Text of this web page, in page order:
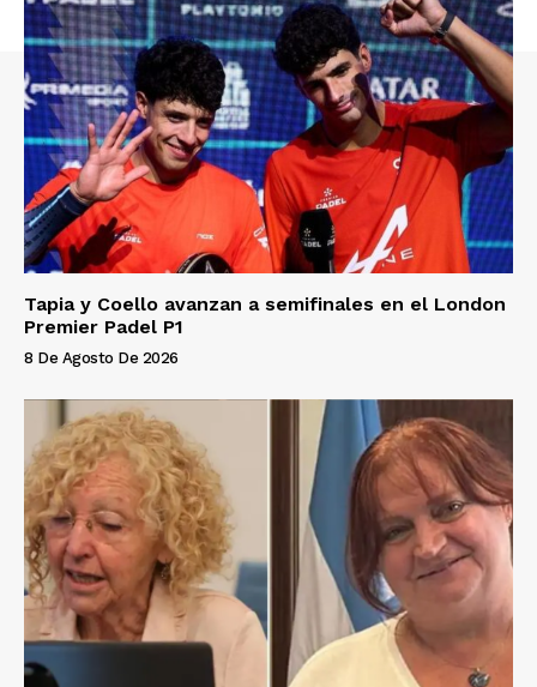
Tapia y Coello avanzan a semifinales en el London
Premier Padel P1
8 De Agosto De 2026